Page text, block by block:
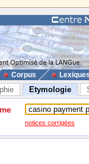
Corpus
Etymologie
notices corrigées